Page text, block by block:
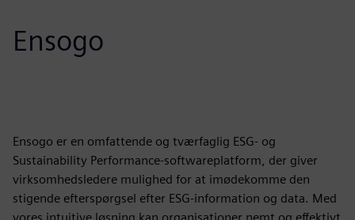
Ensogo
Ensogo er en omfattende og tværfaglig ESG- og
Sustainability Performance-softwareplatform, der giver
virksomhedsledere mulighed for at imødekomme den
stigende efterspørgsel efter ESG-information og data. Med